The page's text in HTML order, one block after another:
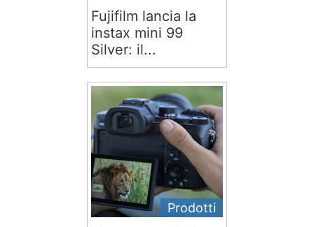
Fujifilm lancia la
instax mini 99
Silver: il...
Prodotti